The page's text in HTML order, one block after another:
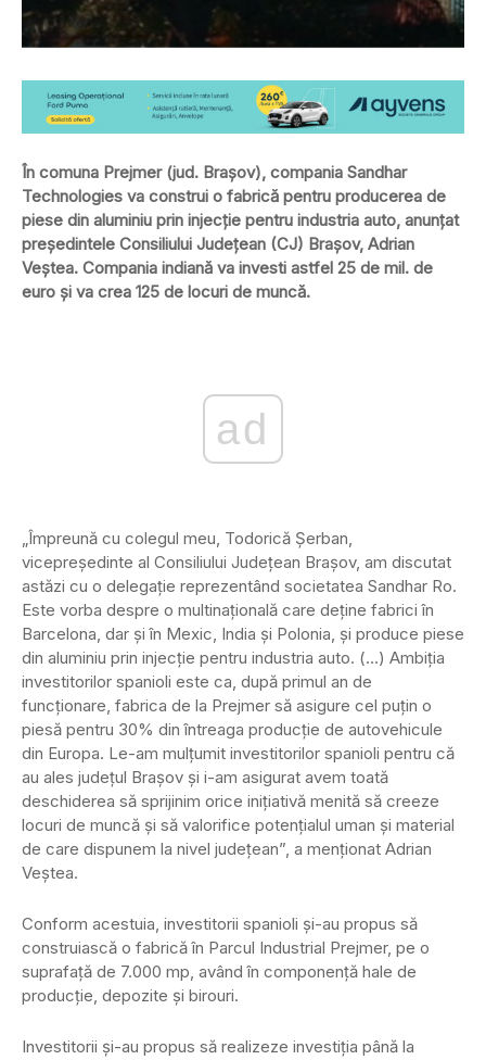
În comuna Prejmer (jud. Brașov), compania Sandhar
Technologies va construi o fabrică pentru producerea de
piese din aluminiu prin injecţie pentru industria auto, anunţat
preşedintele Consiliului Judeţean (CJ) Braşov, Adrian
Veştea. Compania indiană va investi astfel 25 de mil. de
euro și va crea 125 de locuri de muncă.
ad
„Împreună cu colegul meu, Todorică Şerban,
vicepreşedinte al Consiliului Judeţean Braşov, am discutat
astăzi cu o delegaţie reprezentând societatea Sandhar Ro.
Este vorba despre o multinaţională care deţine fabrici în
Barcelona, dar şi în Mexic, India şi Polonia, şi produce piese
din aluminiu prin injecţie pentru industria auto. (…) Ambiţia
investitorilor spanioli este ca, după primul an de
funcţionare, fabrica de la Prejmer să asigure cel puţin o
piesă pentru 30% din întreaga producţie de autovehicule
din Europa. Le-am mulţumit investitorilor spanioli pentru că
au ales judeţul Braşov şi i-am asigurat avem toată
deschiderea să sprijinim orice iniţiativă menită să creeze
locuri de muncă şi să valorifice potenţialul uman şi material
de care dispunem la nivel judeţean”, a menționat Adrian
Veştea.
Conform acestuia, investitorii spanioli şi-au propus să
construiască o fabrică în Parcul Industrial Prejmer, pe o
suprafaţă de 7.000 mp, având în componenţă hale de
producţie, depozite şi birouri.
Investitorii şi-au propus să realizeze investiţia până la